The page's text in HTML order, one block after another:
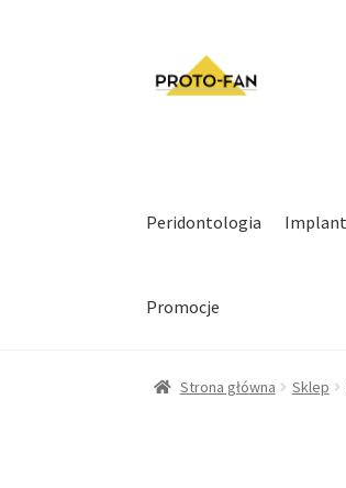
Peridontologia
Promocje
Strona główna Sklep